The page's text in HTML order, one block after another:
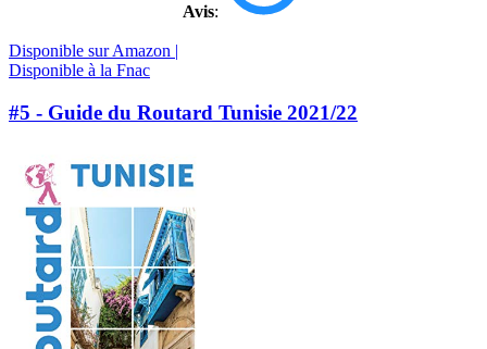
Avis:
Disponible sur Amazon |
Disponible à la Fnac
#5 - Guide du Routard Tunisie 2021/22